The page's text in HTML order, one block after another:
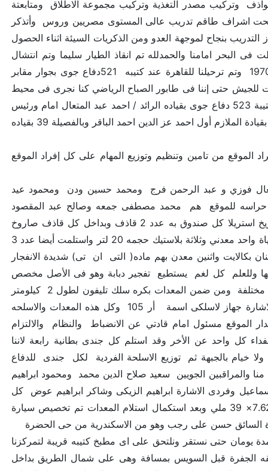
وتركيب مصدر التغذية وتركيب مجموعة الاطلاق ومتابعتة
تحت اشراف طاقم تدريب عالى المستوى مصريين وروس وأتذكر
بنجاح لموجهة العدو ومن الذكريات السيئة اثناء الحصول
دورامها وهى منخفضة سقطت فى البحر امامنا والحمدلله تم انقاذ الطيار سليما وتم انتشال
الطائرة بعد ذلك بواسطة القوات البحرية و بعد تخرجنا من الفرقة بتاريخ 22يونيه 1970 وتم ترحيلنا للقاهرة عند كتيبه 521دفاع جوى بجوار مقابر
للجيش حتى إننا فى طابور الصباح الرياضي كنا نجرى فى محيط
كليه البنات والسكان المدنيين كان عددهم قليل المهم كنا هناك انتظارا لتشكيل الكتيبة 523 دفاع جوى بقياده الرائد / احمد عبد المتعال امام ورئيس
عمليات الكتيبة نقيب /احمد صلاح الدين احمد حمودة وكنت من ضمن السرية الثالثة بقيادة الملازم أول احمد عز الدين احمد الباقر وبالفصيلة 39 بقياده
من تامين وتنظيم وتوزيع المهام على كل إفراد الموقع
فوزي و عبد الرحمن فرج ومحمد حسين ودن ومحمود عيد
حراسه للموقع هم محمد مصطفى جمعه وصالح عبد المقصود
ومحمد السيد ثم قمت باستلام عهدة الموقع والمعدات الاتية عدد 2 صندوق صواريخ استريلا كل صندوق به عدد 2 قاذف وبداخل كل قاذف صاروخ
وكل رامي يخصه صندوق يحتوى على صاروخان وكذلك استلمت عدد أربعة جراكن مياة واحد معدني وثلاثة بلاستيك حجمه 20 لتر واستلمت أيضا عدد 3
اثنان بكالايت واثنين معدن بهم ماده( التى ان تى) شديدة الانفجار
وللعلم كل لغم يستطيع تفجير دبابة وهو فى الأصل مخصص
لهذا الغرض واستلمت أيضا عدد عمود سرفيس للطعام به أربعه سرفيس بإحجام مختلفة ومن ضمن المعدات بكره سلك تليفون لطول 2 كيلومتر
وعدة تليفون باليد للا اتصالات بين المواقع الثلاثة للفصيلة وكذلك استلم فرد الاشارة جهاز لاسلكى اسمة أر 105 وكل هذه المعدات والاسلحه
الموقع مسئول امام قادتي عن الانضباط والنظام والالتزام
كل واحد عن الأخر وقد استلم كل جندى بطانية رابعة لاننا
خيام بالجبهة ثم توزيع الاسلحة الفردية لكل جندى للدفاع
أنا والرامي فتحي عبد المطلب طبنجة حلوان 9ملي لكل منا والمراقبين الجويين سعيد صلاح الدين محمد ومحمود ابراهيم
وفردى الاشارة ابراهيم الزيكى وشاكر ابراهيم عوض كل
فرد منهم رشاش بورسعيد 9 ملي آما طاقم الحراسة كل فرد بندقية إليه 7.62× 39 ملي وبعد استكمال استلام المعدات تم تخصيص سيارة
لمدة يومان حتى نستقر ونلتحق على اى مطبخ كتيبه قريبة لتمركزنا
الجفرة قبل السويس بمسافة وهى على شمال الطريق بداخل